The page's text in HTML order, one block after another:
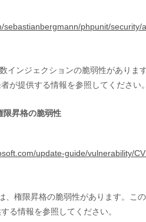
sebastianbergmann/phpunit/
インジェクションの脆弱性がありま
が提供する情報を参照してください。
限昇格の脆弱性
update-guide/vulnerability/
、権限昇格の脆弱性があります。こ
る情報を参照してください。